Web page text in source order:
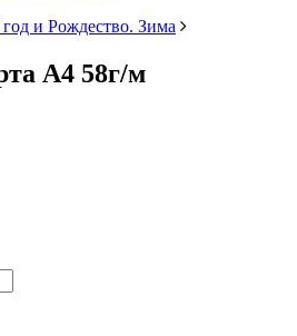
и Рождество. Зима
А4 58г/м